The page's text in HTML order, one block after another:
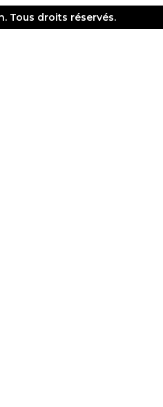
Tous droits réservés.